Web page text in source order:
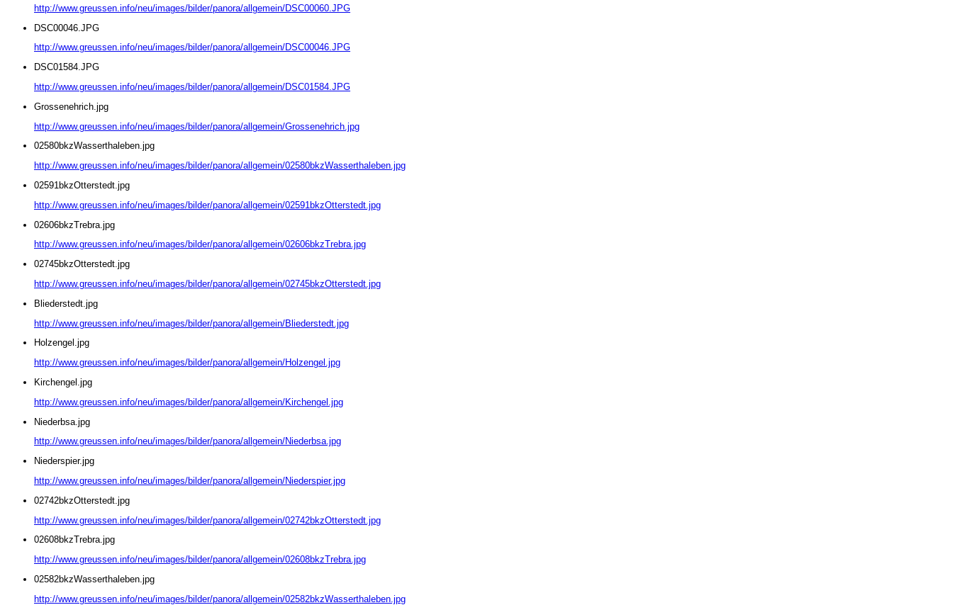
http://www.greussen.info/neu/images/bilder/panora/allgemein/DSC00060.JPG
DSC00046.JPG
http://www.greussen.info/neu/images/bilder/panora/allgemein/DSC00046.JPG
DSC01584.JPG
http://www.greussen.info/neu/images/bilder/panora/allgemein/DSC01584.JPG
Grossenehrich.jpg
http://www.greussen.info/neu/images/bilder/panora/allgemein/Grossenehrich.jpg
02580bkzWasserthaleben.jpg
http://www.greussen.info/neu/images/bilder/panora/allgemein/02580bkzWasserthaleben.jpg
02591bkzOtterstedt.jpg
http://www.greussen.info/neu/images/bilder/panora/allgemein/02591bkzOtterstedt.jpg
02606bkzTrebra.jpg
http://www.greussen.info/neu/images/bilder/panora/allgemein/02606bkzTrebra.jpg
02745bkzOtterstedt.jpg
http://www.greussen.info/neu/images/bilder/panora/allgemein/02745bkzOtterstedt.jpg
Bliederstedt.jpg
http://www.greussen.info/neu/images/bilder/panora/allgemein/Bliederstedt.jpg
Holzengel.jpg
http://www.greussen.info/neu/images/bilder/panora/allgemein/Holzengel.jpg
Kirchengel.jpg
http://www.greussen.info/neu/images/bilder/panora/allgemein/Kirchengel.jpg
Niederbsa.jpg
http://www.greussen.info/neu/images/bilder/panora/allgemein/Niederbsa.jpg
Niederspier.jpg
http://www.greussen.info/neu/images/bilder/panora/allgemein/Niederspier.jpg
02742bkzOtterstedt.jpg
http://www.greussen.info/neu/images/bilder/panora/allgemein/02742bkzOtterstedt.jpg
02608bkzTrebra.jpg
http://www.greussen.info/neu/images/bilder/panora/allgemein/02608bkzTrebra.jpg
02582bkzWasserthaleben.jpg
http://www.greussen.info/neu/images/bilder/panora/allgemein/02582bkzWasserthaleben.jpg